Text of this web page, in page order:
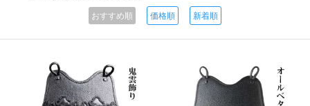
おすすめ順 価格順 新着順